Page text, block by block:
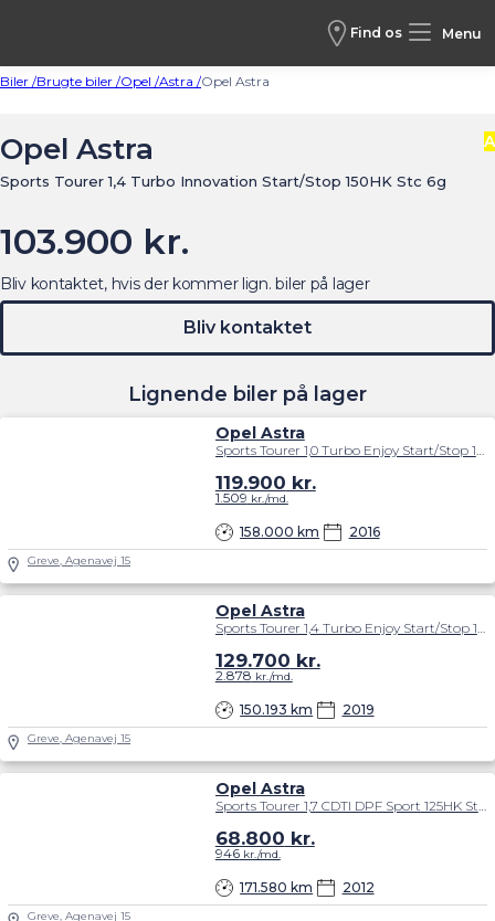
Find os Menu
Biler /Brugte biler /Opel /Astra /Opel Astra
Opel Astra
Sports Tourer 1,4 Turbo Innovation Start/Stop 150HK Stc 6g
A
103.900 kr.
Lignende biler på lager
Opel Astra
Sports Tourer 1,0 Turbo Enjoy Start/Stop 105HK Stc
158.000 km 2016
119.900 kr.
1.509 kr./md.
Greve, Agenavej 15
Opel Astra
Sports Tourer 1,4 Turbo Enjoy Start/Stop 150HK Stc 6g
150.193 km 2019
129.700 kr.
2.878 kr./md.
Greve, Agenavej 15
Opel Astra
Sports Tourer 1,7 CDTI DPF Sport 125HK Stc 6g
171.580 km 2012
68.800 kr.
946kr./md.
Greve, Agenavej 15
Bliv kontaktet, hvis der kommer lign. biler på lager
Bliv kontaktet